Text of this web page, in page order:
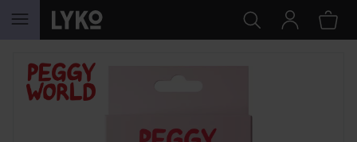
WEITER ZU INHALT
SEKTION ÜBERSPRINGEN